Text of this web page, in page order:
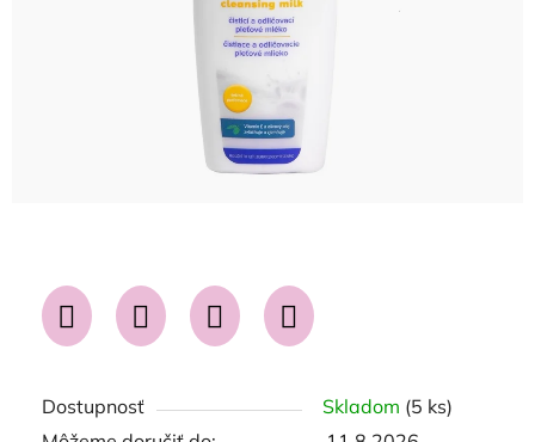
Dostupnosť Skladom (5 ks)